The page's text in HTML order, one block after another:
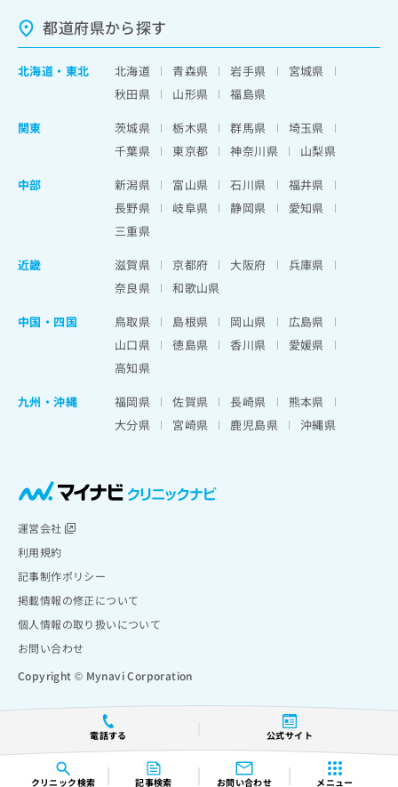
クリニック検索 記事検索 お問い合わせ メニュー
電話する 公式サイト
都道府県から探す
北海道 ・ 東北 北海道 青森県 岩手県
宮城県
秋田県
山形県
福島県
関東
茨城県 栃木県 群馬県
埼玉県
千葉県
東京都 神奈川県
山梨県
中部
新潟県 富山県 石川県
福井県
長野県
岐阜県 静岡県
愛知県
三重県
近畿
滋賀県 京都府 大阪府
兵庫県
奈良県
和歌山県
中国・四国
鳥取県 島根県 岡山県
広島県
山口県
徳島県 香川県
愛媛県
高知県
九州・沖縄
福岡県 佐賀県 長崎県
熊本県
大分県
宮崎県 鹿児島県 沖縄県
運営会社
利用規約
記事制作ポリシー
掲載情報の修正について
個人情報の取り扱いについて
お問い合わせ
Copyright © Mynavi Corporation